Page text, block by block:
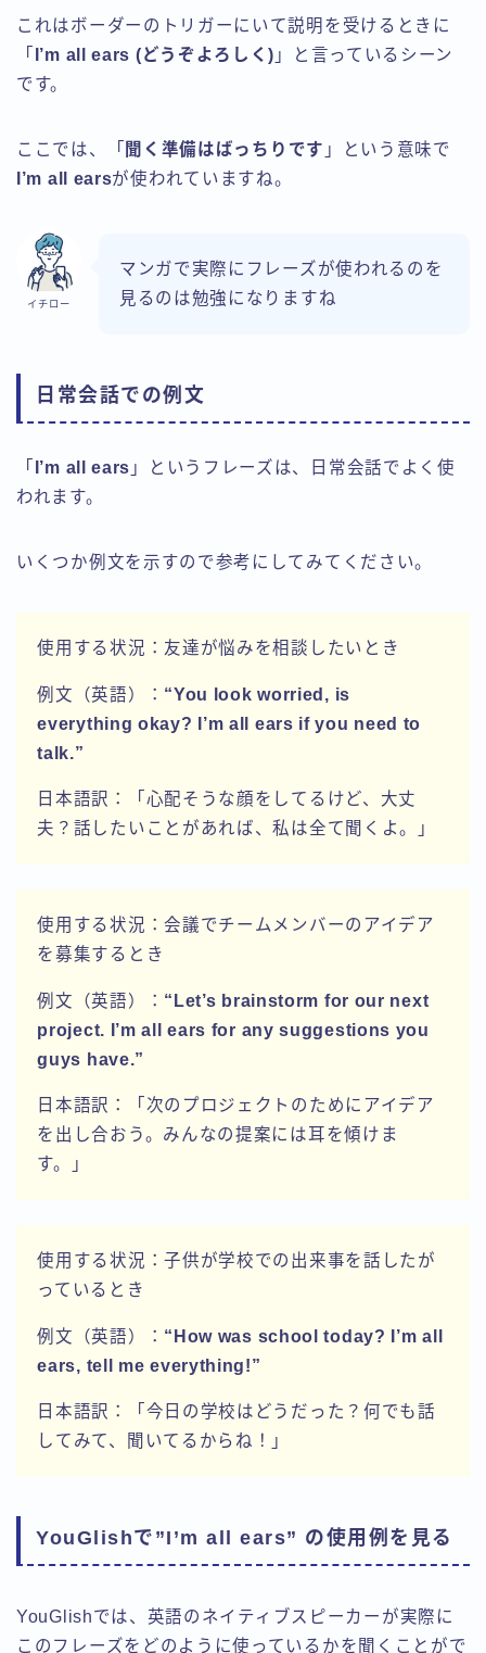
これはボーダーのトリガーにいて説明を受けるときに
「 I’m all ears (どうぞよろしく) 」と言っているシーン
です。
ここでは、「 聞く準備はばっちりです 」という意味で
I’m all earsが使われていますね。
イチロー
マンガで実際にフレーズが使われるのを
見るのは勉強になりますね
日常会話での例文
「 I’m all ears 」というフレーズは、日常会話でよく使
われます。
いくつか例文を示すので参考にしてみてください。
使用する状況：友達が悩みを相談したいとき
例文（英語）： “You look worried, is
everything okay? I’m all ears if you need to
talk.”
日本語訳：「心配そうな顔をしてるけど、大丈
夫？話したいことがあれば、私は全て聞くよ。」
使用する状況：会議でチームメンバーのアイデア
を募集するとき
例文（英語）： “Let’s brainstorm for our next
project. I’m all ears for any suggestions you
guys have.”
日本語訳：「次のプロジェクトのためにアイデア
を出し合おう。みんなの提案には耳を傾けま
す。」
使用する状況：子供が学校での出来事を話したが
っているとき
例文（英語）： “How was school today? I’m all
ears, tell me everything!”
日本語訳：「今日の学校はどうだった？何でも話
してみて、聞いてるからね！」
YouGlishで”I’m all ears” の使用例を見る
YouGlishでは、英語のネイティブスピーカーが実際に
このフレーズをどのように使っているかを聞くことがで